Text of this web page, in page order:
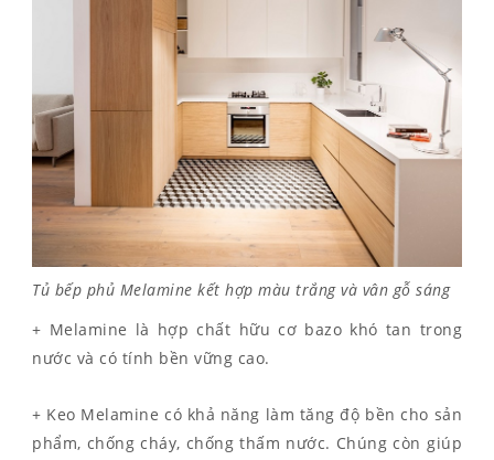
Tủ bếp phủ Melamine kết hợp màu trắng và vân gỗ sáng
+ Melamine là hợp chất hữu cơ bazo khó tan trong
nước và có tính bền vững cao.
+ Keo Melamine có khả năng làm tăng độ bền cho sản
phẩm, chống cháy, chống thấm nước. Chúng còn giúp